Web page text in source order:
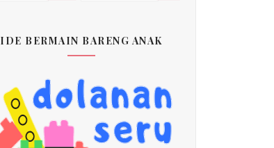
IDE BERMAIN BARENG ANAK